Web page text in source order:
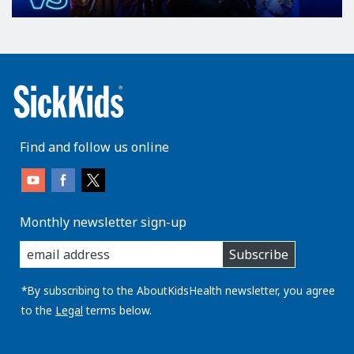
Find and follow us online
Monthly newsletter sign-up
enter
you
email
address:
Subscribe
*By subscribing to the AboutKidsHealth newsletter, you agree
to the Legal terms below.